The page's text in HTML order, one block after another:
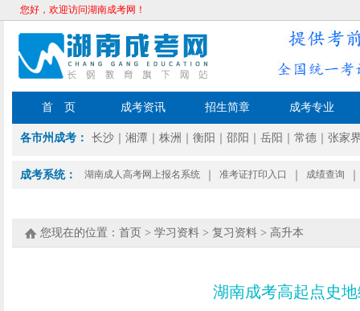
您好，欢迎访问湖南成考网！
首 页 成考资讯 招生简章 成考专业
各市州成考： 长沙 湘潭 株洲 衡阳 邵阳 岳阳 常德 张家
成考系统： 湖南成人高考网上报名系统 准考证打印入口 成绩查询
您现在的位置： 首页 > 学习资料 > 复习资料 > 高升本
湖南成考高起点史